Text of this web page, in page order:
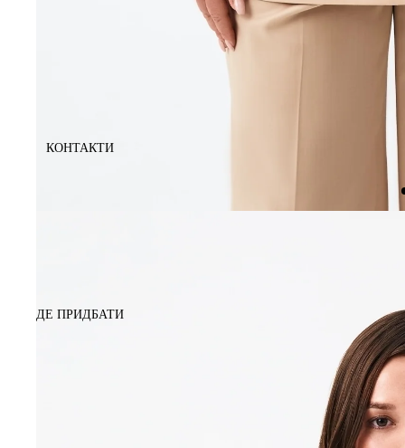
КОНТАКТИ
ДЕ ПРИДБАТИ